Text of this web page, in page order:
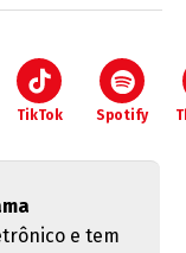
TikTok Spotify
e tem